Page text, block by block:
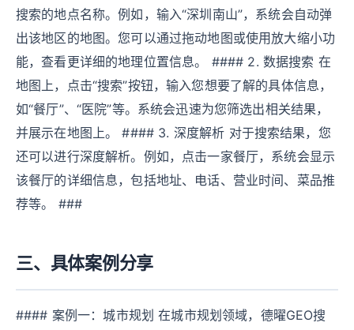
搜索的地点名称。例如，输入“深圳南山”，系统会自动弹
出该地区的地图。您可以通过拖动地图或使用放大缩小功
能，查看更详细的地理位置信息。 #### 2. 数据搜索 在
地图上，点击“搜索”按钮，输入您想要了解的具体信息，
如“餐厅”、“医院”等。系统会迅速为您筛选出相关结果，
并展示在地图上。 #### 3. 深度解析 对于搜索结果，您
还可以进行深度解析。例如，点击一家餐厅，系统会显示
该餐厅的详细信息，包括地址、电话、营业时间、菜品推
荐等。 ###
三、具体案例分享
#### 案例一：城市规划 在城市规划领域，德曜GEO搜